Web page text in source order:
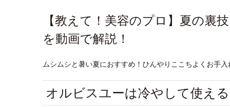
【教えて！美容のプロ】夏の裏
を動画で解説！
ムシムシと暑い夏におすすめ！ひんやりここちよくお手
オルビスユーは冷やして使える